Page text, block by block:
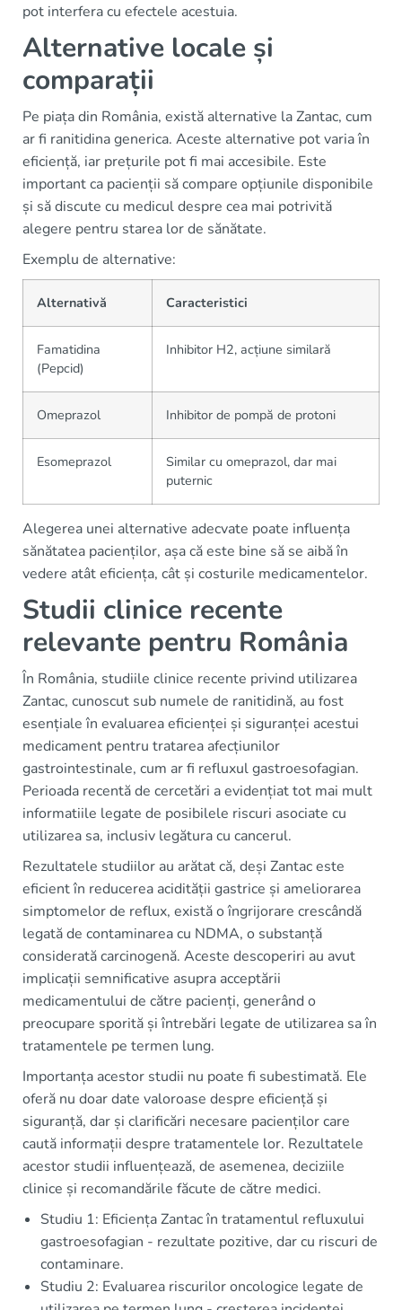
pot interfera cu efectele acestuia.
Alternative locale și
comparații
Pe piața din România, există alternative la Zantac, cum
ar fi ranitidina generica. Aceste alternative pot varia în
eficiență, iar prețurile pot fi mai accesibile. Este
important ca pacienții să compare opțiunile disponibile
și să discute cu medicul despre cea mai potrivită
alegere pentru starea lor de sănătate.
Exemplu de alternative:
Alternativă Caracteristici
Famatidina
(Pepcid)
Inhibitor H2, acțiune similară
Omeprazol Inhibitor de pompă de protoni
Esomeprazol
Similar cu omeprazol, dar mai
puternic
Alegerea unei alternative adecvate poate influența
sănătatea pacienților, așa că este bine să se aibă în
vedere atât eficiența, cât și costurile medicamentelor.
Studii clinice recente
relevante pentru România
În România, studiile clinice recente privind utilizarea
Zantac, cunoscut sub numele de ranitidină, au fost
esențiale în evaluarea eficienței și siguranței acestui
medicament pentru tratarea afecțiunilor
gastrointestinale, cum ar fi refluxul gastroesofagian.
Perioada recentă de cercetări a evidențiat tot mai mult
informatiile legate de posibilele riscuri asociate cu
utilizarea sa, inclusiv legătura cu cancerul.
Rezultatele studiilor au arătat că, deși Zantac este
eficient în reducerea acidității gastrice și ameliorarea
simptomelor de reflux, există o îngrijorare crescândă
legată de contaminarea cu NDMA, o substanță
considerată carcinogenă. Aceste descoperiri au avut
implicații semnificative asupra acceptării
medicamentului de către pacienți, generând o
preocupare sporită și întrebări legate de utilizarea sa în
tratamentele pe termen lung.
Importanța acestor studii nu poate fi subestimată. Ele
oferă nu doar date valoroase despre eficiență și
siguranță, dar și clarificări necesare pacienților care
caută informații despre tratamentele lor. Rezultatele
acestor studii influențează, de asemenea, deciziile
clinice și recomandările făcute de către medici.
Studiu 1: Eficiența Zantac în tratamentul refluxului
gastroesofagian - rezultate pozitive, dar cu riscuri de
contaminare.
Studiu 2: Evaluarea riscurilor oncologice legate de